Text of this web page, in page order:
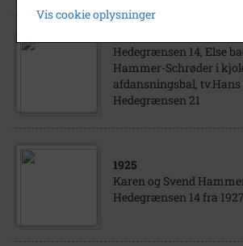
Hedegrænsen 14, Else
Hammer-Schrøder i
afdansningsbal,
Hedegrænsen 21
1925
Karen og Svend
Hedegrænsen 14 fra 1927
Vis cookie oplysninger